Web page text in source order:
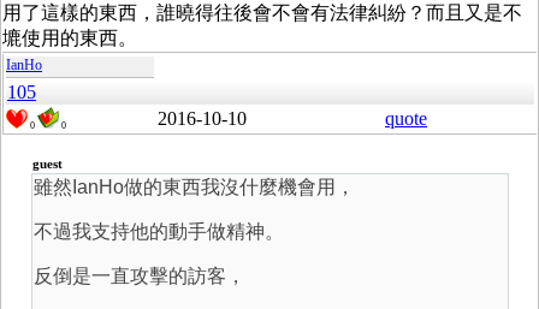
用了這樣的東西，誰曉得往後會不會有法律糾紛？而且又是不
塶使用的東西。
IanHo
105
0 0 2016-10-10 quote
guest
雖然IanHo做的東西我沒什麼機會用，
不過我支持他的動手做精神。
反倒是一直攻擊的訪客，